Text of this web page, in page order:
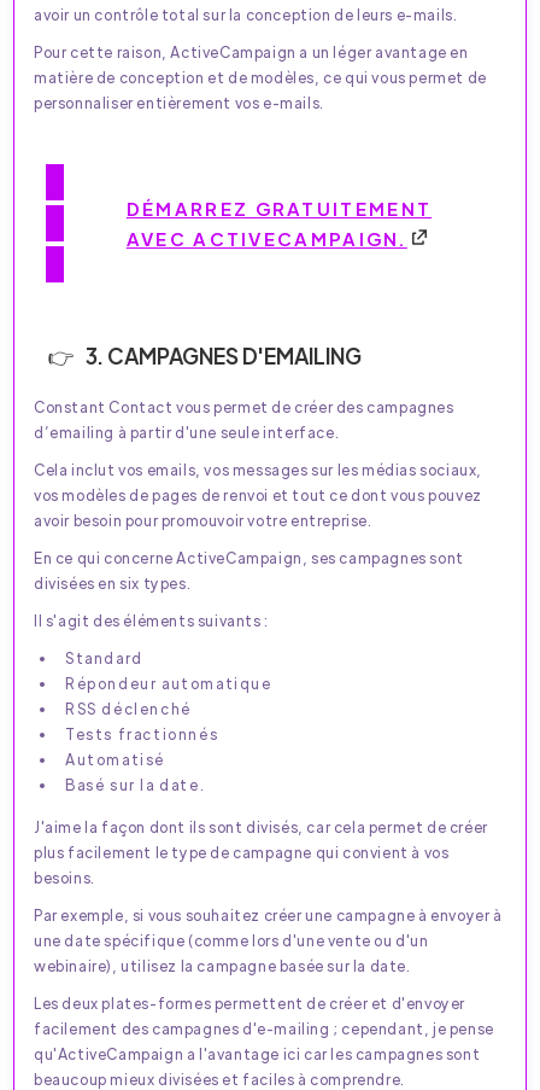
avoir un contrôle total sur la conception de leurs e-mails.
Pour cette raison, ActiveCampaign a un léger avantage en
matière de conception et de modèles, ce qui vous permet de
personnaliser entièrement vos e-mails.
DÉMARREZ GRATUITEMENT
AVEC ACTIVECAMPAIGN.
3. CAMPAGNES D'EMAILING
Constant Contact vous permet de créer des campagnes
d’emailing à partir d'une seule interface.
Cela inclut vos emails, vos messages sur les médias sociaux,
vos modèles de pages de renvoi et tout ce dont vous pouvez
avoir besoin pour promouvoir votre entreprise.
En ce qui concerne ActiveCampaign, ses campagnes sont
divisées en six types.
Il s'agit des éléments suivants :
Standard
Répondeur automatique
RSS déclenché
Tests fractionnés
Automatisé
Basé sur la date.
J'aime la façon dont ils sont divisés, car cela permet de créer
plus facilement le type de campagne qui convient à vos
besoins.
Par exemple, si vous souhaitez créer une campagne à envoyer à
une date spécifique (comme lors d'une vente ou d'un
webinaire), utilisez la campagne basée sur la date.
Les deux plates-formes permettent de créer et d'envoyer
facilement des campagnes d'e-mailing ; cependant, je pense
qu'ActiveCampaign a l'avantage ici car les campagnes sont
beaucoup mieux divisées et faciles à comprendre.